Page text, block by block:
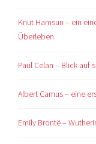
Knut Hamsun – ein
Überleben
Paul Celan – Blick auf
Albert Camus – eine
Emily Brontë –